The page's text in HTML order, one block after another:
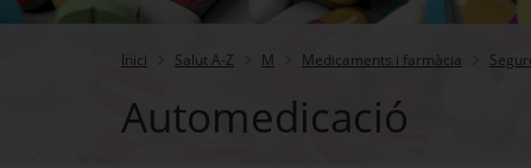
Inici Salut A-Z M Medicaments i farmàcia
Automedicació